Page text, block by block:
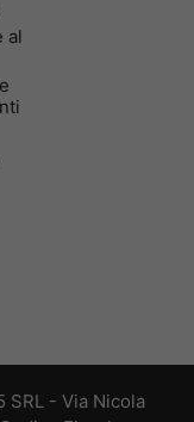
al
SRL - Via Nicola